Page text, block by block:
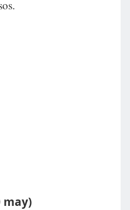
may)